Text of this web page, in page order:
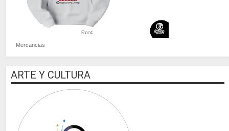
Mercancias
ARTE Y CULTURA